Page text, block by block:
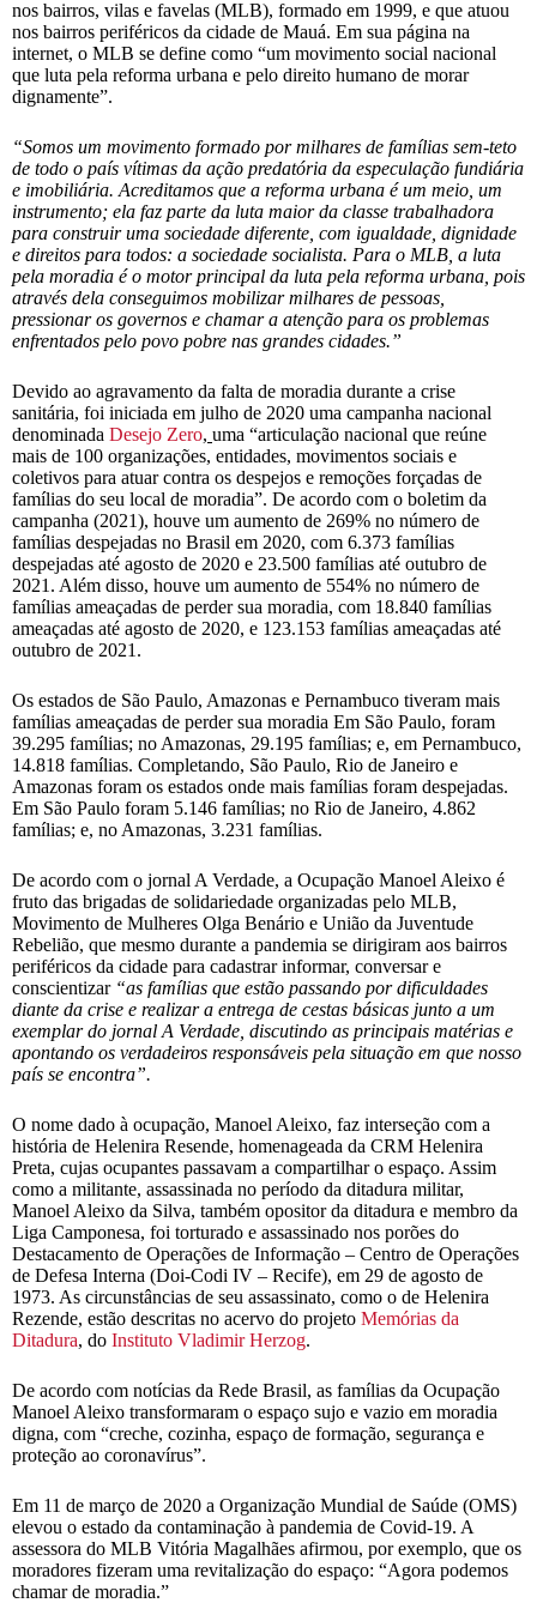
nos bairros, vilas e favelas (MLB), formado em 1999, e que atuou
nos bairros periféricos da cidade de Mauá. Em sua página na
internet, o MLB se define como “um movimento social nacional
que luta pela reforma urbana e pelo direito humano de morar
dignamente”.
“Somos um movimento formado por milhares de famílias sem-teto
de todo o país vítimas da ação predatória da especulação fundiária
e imobiliária. Acreditamos que a reforma urbana é um meio, um
instrumento; ela faz parte da luta maior da classe trabalhadora
para construir uma sociedade diferente, com igualdade, dignidade
e direitos para todos: a sociedade socialista. Para o MLB, a luta
pela moradia é o motor principal da luta pela reforma urbana, pois
através dela conseguimos mobilizar milhares de pessoas,
pressionar os governos e chamar a atenção para os problemas
enfrentados pelo povo pobre nas grandes cidades.”
Devido ao agravamento da falta de moradia durante a crise
sanitária, foi iniciada em julho de 2020 uma campanha nacional
denominada Desejo Zero, uma “articulação nacional que reúne
mais de 100 organizações, entidades, movimentos sociais e
coletivos para atuar contra os despejos e remoções forçadas de
famílias do seu local de moradia”. De acordo com o boletim da
campanha (2021), houve um aumento de 269% no número de
famílias despejadas no Brasil em 2020, com 6.373 famílias
despejadas até agosto de 2020 e 23.500 famílias até outubro de
2021. Além disso, houve um aumento de 554% no número de
famílias ameaçadas de perder sua moradia, com 18.840 famílias
ameaçadas até agosto de 2020, e 123.153 famílias ameaçadas até
outubro de 2021.
Os estados de São Paulo, Amazonas e Pernambuco tiveram mais
famílias ameaçadas de perder sua moradia Em São Paulo, foram
39.295 famílias; no Amazonas, 29.195 famílias; e, em Pernambuco,
14.818 famílias. Completando, São Paulo, Rio de Janeiro e
Amazonas foram os estados onde mais famílias foram despejadas.
Em São Paulo foram 5.146 famílias; no Rio de Janeiro, 4.862
famílias; e, no Amazonas, 3.231 famílias.
De acordo com o jornal A Verdade, a Ocupação Manoel Aleixo é
fruto das brigadas de solidariedade organizadas pelo MLB,
Movimento de Mulheres Olga Benário e União da Juventude
Rebelião, que mesmo durante a pandemia se dirigiram aos bairros
periféricos da cidade para cadastrar informar, conversar e
conscientizar “as famílias que estão passando por dificuldades
diante da crise e realizar a entrega de cestas básicas junto a um
exemplar do jornal A Verdade, discutindo as principais matérias e
apontando os verdadeiros responsáveis pela situação em que nosso
país se encontra”.
O nome dado à ocupação, Manoel Aleixo, faz interseção com a
história de Helenira Resende, homenageada da CRM Helenira
Preta, cujas ocupantes passavam a compartilhar o espaço. Assim
como a militante, assassinada no período da ditadura militar,
Manoel Aleixo da Silva, também opositor da ditadura e membro da
Liga Camponesa, foi torturado e assassinado nos porões do
Destacamento de Operações de Informação – Centro de Operações
de Defesa Interna (Doi-Codi IV – Recife), em 29 de agosto de
1973. As circunstâncias de seu assassinato, como o de Helenira
Rezende, estão descritas no acervo do projeto Memórias da
Ditadura, do Instituto Vladimir Herzog.
De acordo com notícias da Rede Brasil, as famílias da Ocupação
Manoel Aleixo transformaram o espaço sujo e vazio em moradia
digna, com “creche, cozinha, espaço de formação, segurança e
proteção ao coronavírus”.
Em 11 de março de 2020 a Organização Mundial de Saúde (OMS)
elevou o estado da contaminação à pandemia de Covid-19. A
assessora do MLB Vitória Magalhães afirmou, por exemplo, que os
moradores fizeram uma revitalização do espaço: “Agora podemos
chamar de moradia.”